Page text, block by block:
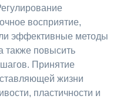
восприятие,
эффективные методы
также повысить
Принятие
жизни
пластичности и